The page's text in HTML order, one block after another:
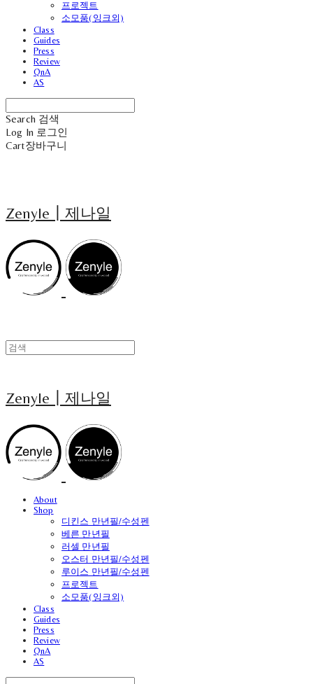
프로젝트
소모품(잉크외)
Class
Guides
Press
Review
QnA
AS
Search 검색
Log In 로그인
Cart장바구니
Zenyle┃제나일
Zenyle┃제나일
About
Shop
디킨스 만년필/수성펜
베른 만년필
러셀 만년필
오스터 만년필/수성펜
루이스 만년필/수성펜
프로젝트
소모품(잉크외)
Class
Guides
Press
Review
QnA
AS